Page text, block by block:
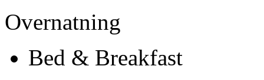
Overnatning
Bed & Breakfast